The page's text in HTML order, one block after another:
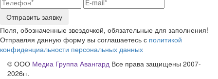
Отправить заявку
Поля, обозначенные звездочкой, обязательные для заполнения!
Отправляя данную форму вы соглашаетесь с политикой
конфиденциальности персональных данных
© ООО Медиа Группа Авангард Все права защищены 2007-
2026гг.